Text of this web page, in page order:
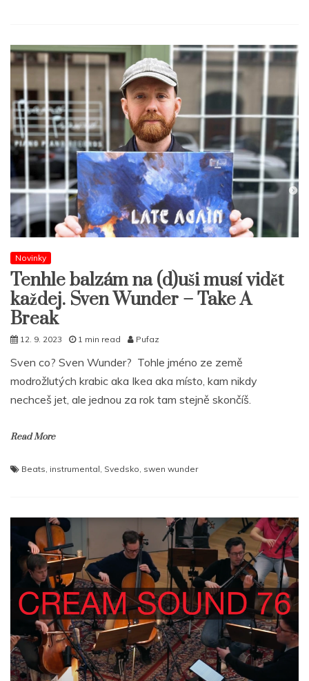
Novinky
Tenhle balzám na (d)uši musí vidět
každej. Sven Wunder – Take A
Break
12. 9. 2023 1 min read Pufaz
Sven co? Sven Wunder? Tohle jméno ze země
modrožlutých krabic aka Ikea aka místo, kam nikdy
nechceš jet, ale jednou za rok tam stejně skončíš.
Read More
Beats instrumental Svedsko swen wunder